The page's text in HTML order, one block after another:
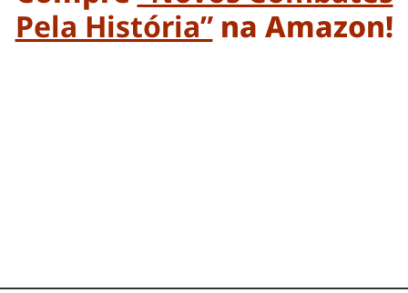
Pela História”na Amazon!